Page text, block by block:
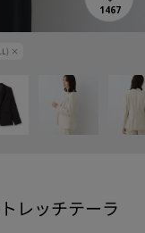
×
1467
レッチテーラ